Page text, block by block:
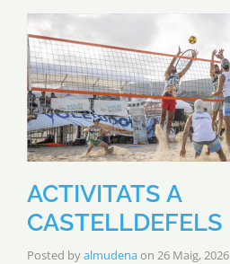
ACTIVITATS A
CASTELLDEFELS
Posted byalmudenaon 26 Maig, 2026